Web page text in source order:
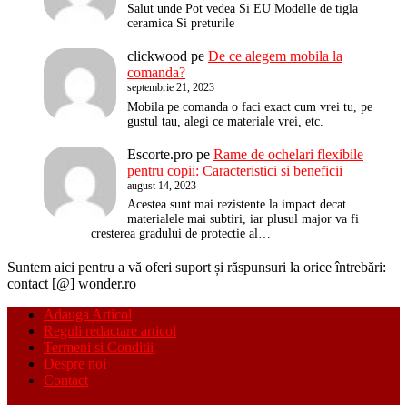
Salut unde Pot vedea Si EU Modelle de tigla
ceramica Si preturile
clickwood pe De ce alegem mobila la
comanda?
septembrie 21, 2023
Mobila pe comanda o faci exact cum vrei tu, pe
gustul tau, alegi ce materiale vrei, etc.
Escorte.pro pe Rame de ochelari flexibile
pentru copii: Caracteristici si beneficii
august 14, 2023
Acestea sunt mai rezistente la impact decat
materialele mai subtiri, iar plusul major va fi
cresterea gradului de protectie al…
Suntem aici pentru a vă oferi suport și răspunsuri la orice întrebări:
contact [@] wonder.ro
Adauga Articol
Reguli redactare articol
Termeni si Conditii
Despre noi
Contact